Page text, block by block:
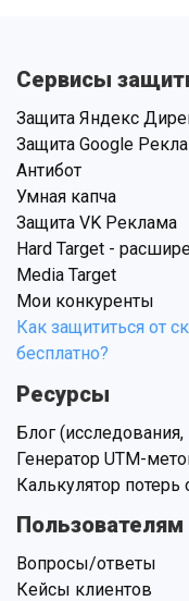
Сервисы
Защита Яндекс
Защита Google
Антибот
Умная капча
Защита VK Реклама
Hard Target -
Media Target
Мои конкуренты
Как защититься от
бесплатно?
Ресурсы
Блог (исследования,
Генератор UTM-
Калькулятор потерь
Пользователям
Вопросы/ответы
Кейсы клиентов